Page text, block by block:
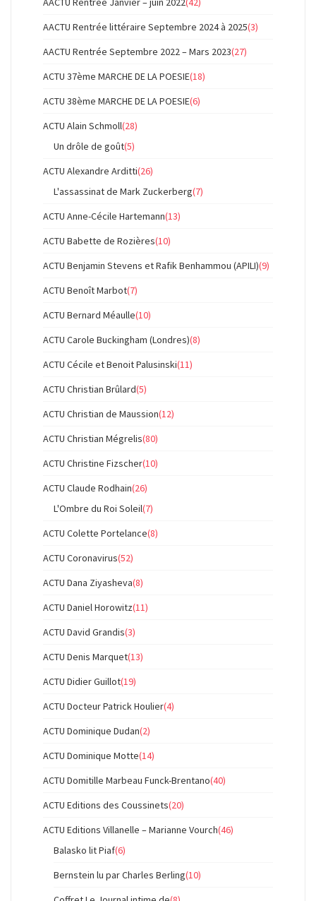
AACTU Rentrée littéraire Septembre 2024 à 2025(3)
AACTU Rentrée Septembre 2022 – Mars 2023(27)
ACTU 37ème MARCHE DE LA POESIE(18)
ACTU 38ème MARCHE DE LA POESIE(6)
ACTU Alain Schmoll(28)
Un drôle de goût(5)
ACTU Alexandre Arditti(26)
L'assassinat de Mark Zuckerberg(7)
ACTU Anne-Cécile Hartemann(13)
ACTU Babette de Rozières(10)
ACTU Benjamin Stevens et Rafik Benhammou (APILI)(9)
ACTU Benoît Marbot(7)
ACTU Bernard Méaulle(10)
ACTU Carole Buckingham (Londres)(8)
ACTU Cécile et Benoit Palusinski(11)
ACTU Christian Brûlard(5)
ACTU Christian de Maussion(12)
ACTU Christian Mégrelis(80)
ACTU Christine Fizscher(10)
ACTU Claude Rodhain(26)
L'Ombre du Roi Soleil(7)
ACTU Colette Portelance(8)
ACTU Coronavirus(52)
ACTU Dana Ziyasheva(8)
ACTU Daniel Horowitz(11)
ACTU David Grandis(3)
ACTU Denis Marquet(13)
ACTU Didier Guillot(19)
ACTU Docteur Patrick Houlier(4)
ACTU Dominique Dudan(2)
ACTU Dominique Motte(14)
ACTU Domitille Marbeau Funck-Brentano(40)
ACTU Editions des Coussinets(20)
ACTU Editions Villanelle – Marianne Vourch(46)
Balasko lit Piaf(6)
Bernstein lu par Charles Berling(10)